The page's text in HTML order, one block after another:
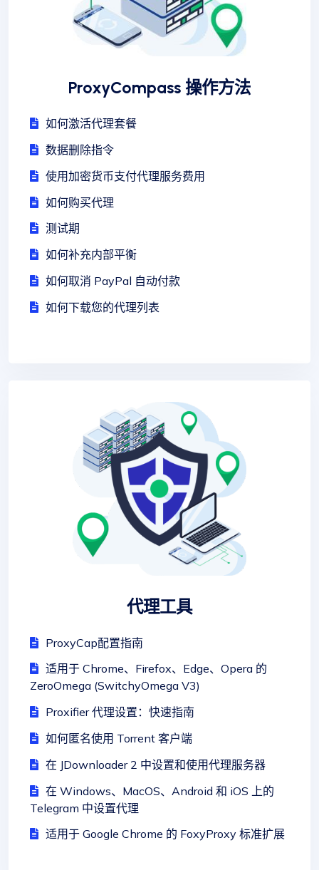
ProxyCompass 操作方法
如何激活代理套餐
数据删除指令
使用加密货币支付代理服务费用
如何购买代理
测试期
如何补充内部平衡
如何取消 PayPal 自动付款
如何下载您的代理列表
代理工具
ProxyCap配置指南
适用于 Chrome、Firefox、Edge、Opera 的
ZeroOmega (SwitchyOmega V3)
Proxifier 代理设置：快速指南
如何匿名使用 Torrent 客户端
在 JDownloader 2 中设置和使用代理服务器
在 Windows、MacOS、Android 和 iOS 上的
Telegram 中设置代理
适用于 Google Chrome 的 FoxyProxy 标准扩展